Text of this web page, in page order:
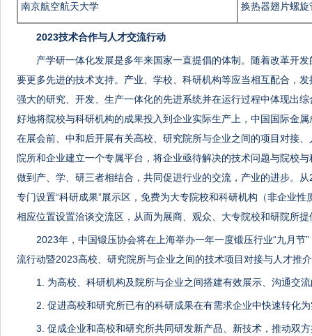
南京航空航天大学 换热器翅片螺旋
2023技术合作与人才交流行动
产学研一体化发展是多年来国家一直提倡的体制。随着改革开
要更多先进的技术支持。产业、学校、科研机构等应当相互配合，
强大的研究、开发、生产一体化的先进系统并在运行过程中体现出
好地将院校与科研机构的成果投入到企业实际生产上，中国国际金
在展会前、中和后开展有关高校、研究院所与企业之间的项目对接
院所和企业建立一个专属平台，将企业亟待解决的技术问题与院校
做到产、学、研三者相结合，共同促进行业的交流，产业的进步。
专门设置“科研成果”展示区，免费为大专院校和科研机构（非企业
相应位置设置洽谈交流区，从而为展商、观众、大专院校和研院所
2023年，中国锻压协会将在上海举办一年一度锻压行业“九月节
流行动暨2023高校、研究院所与企业之间的技术项目对接与人才推
1. 为高校、科研机构及院所与企业之间搭建有效展示、沟通交
2. 促进高校和研究所已有的科研成果在有需求企业中快速转化
3. 促成企业和高校和研究所共同研发新产品、新技术，推动双